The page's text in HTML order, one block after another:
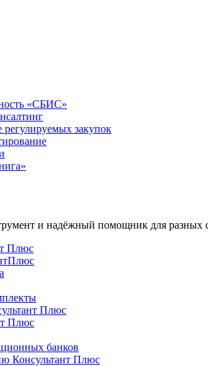
«СБИС»
регулируемых закупок
и надёжный помощник для разных
Плюс
Плюс
Плюс
банков
Консультант Плюс